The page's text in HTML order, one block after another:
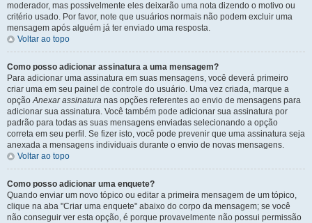
moderador, mas possivelmente eles deixarão uma nota dizendo o motivo ou
critério usado. Por favor, note que usuários normais não podem excluir uma
mensagem após alguém já ter enviado uma resposta.
Voltar ao topo
Como posso adicionar assinatura a uma mensagem?
Para adicionar uma assinatura em suas mensagens, você deverá primeiro
criar uma em seu painel de controle do usuário. Uma vez criada, marque a
opçãoAnexar assinatura nas opções referentes ao envio de mensagens para
adicionar sua assinatura. Você também pode adicionar sua assinatura por
padrão para todas as suas mensagens enviadas selecionando a opção
correta em seu perfil. Se fizer isto, você pode prevenir que uma assinatura seja
anexada a mensagens individuais durante o envio de novas mensagens.
Voltar ao topo
Como posso adicionar uma enquete?
Quando enviar um novo tópico ou editar a primeira mensagem de um tópico,
clique na aba "Criar uma enquete" abaixo do corpo da mensagem; se você
não conseguir ver esta opção, é porque provavelmente não possui permissão